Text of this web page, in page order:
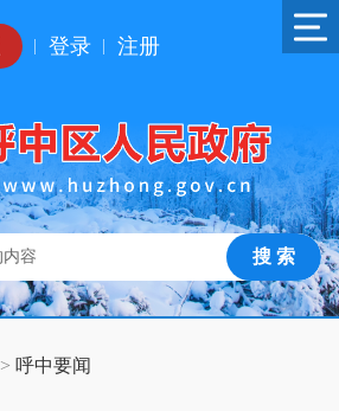
登录 注册
搜 索
> 呼中要闻